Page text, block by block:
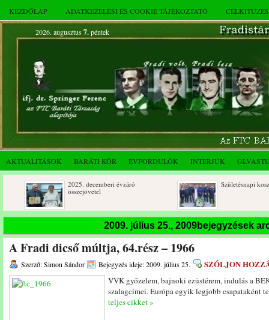
KEZDŐLAP ADATKEZELÉSI ÉS COOKIE TÁJÉKOZTATÓ
2026. augusztus 7.péntek
AKTUALITÁSOK BARÁTI KÖR ÉVFORDULÓK INTERJÚK
2025. decemberi évzáró
összejövetel
Születésnapi koszorúzások
2009. július 25., 2009bejegyzések
A Fradi dicső múltja, 64.rész – 1966
Szerző: Simon Sándor Bejegyzés ideje: 2009. július 25. SZÓLJON
VVK győzelem, bajnoki ezüstérem, indulás a
szalagcímei. Európa egyik legjobb csapataként
teljes cikket »